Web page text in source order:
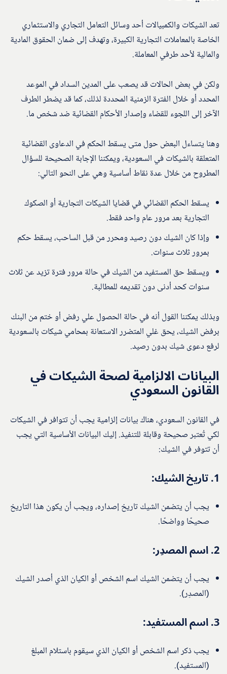
تعد الشيكات والكمبيالات أحد وسائل التعامل التجاري والاستثماري
الخاصة بالمعاملات التجارية الكبيرة، وتهدف إلى ضمان الحقوق المادية
والمالية لأحد طرفي المعاملة.
ولكن في بعض الحالات قد يصعب على المدين السداد في الموعد
المحدد أو خلال الفترة الزمنية المحددة لذلك، كما قد يضطر الطرف
الآخر إلى اللجوء للقضاء وإصدار الأحكام القضائية ضد شخص ما.
وهنا يتساءل البعض حول متى يسقط الحكم في الدعاوى القضائية
المتعلقة بالشيكات في السعودية، ويمكننا الإجابة الصحيحة للسؤال
المطروح من خلال عدة نقاط أساسية وهي على النحو التالي:
يسقط الحكم القضائي في قضايا الشيكات التجارية أو الصكوك
التجارية بعد مرور عام واحد فقط.
وإذا كان الشيك دون رصيد ومحرر من قبل الساحب، يسقط حكم
بمرور ثلاث سنوات.
ويسقط حق المستفيد من الشيك في حالة مرور فترة تزيد عن ثلاث
سنوات كحد أدنى دون تقديمه للمطالبة.
وبذلك يمكننا القول أنه في حالة الحصول علي رفض أو ختم من البنك
برفض الشيك، يحق غلي المتضرر الاستعانة بمحامي شيكات بالسعودية
لرفع دعوى شيك بدون رصيد.
البيانات الالزامية لصحة الشيكات في
القانون السعودي
في القانون السعودي، هناك بيانات إلزامية يجب أن تتوافر في الشيكات
لكي تُعتبر صحيحة وقابلة للتنفيذ. إليك البيانات الأساسية التي يجب
أن تتوفر في الشيك:
1. تاريخ الشيك:
يجب أن يتضمن الشيك تاريخ إصداره، ويجب أن يكون هذا التاريخ
صحيحًا وواضحًا.
2. اسم المصدِر:
يجب أن يتضمن الشيك اسم الشخص أو الكيان الذي أصدر الشيك
(المصدِر).
3. اسم المستفيد:
يجب ذكر اسم الشخص أو الكيان الذي سيقوم باستلام المبلغ
(المستفيد).